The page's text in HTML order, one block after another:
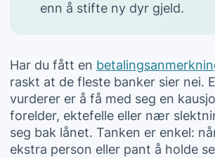
enn å stifte ny dyr gjeld.
Har du fått en
raskt at de fleste banker sier nei.
vurderer er å få med seg en
forelder, ektefelle eller nær
seg bak lånet. Tanken er enkel:
ekstra person eller pant å holde